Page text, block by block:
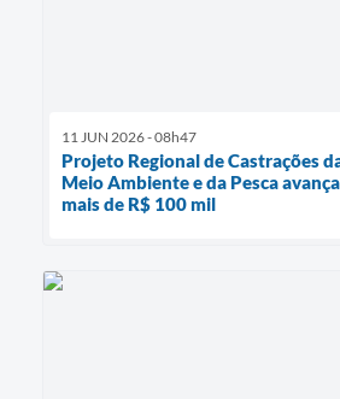
11 JUN 2026 - 08h47
Projeto Regional de Castrações
Meio Ambiente e da Pesca
mais de R$ 100 mil